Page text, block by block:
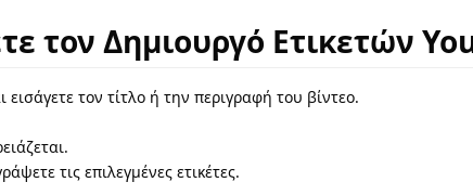
τον Δημιουργό Ετικετών
τον τίτλο ή την περιγραφή του βίντεο.
τις επιλεγμένες ετικέτες.